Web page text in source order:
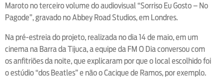
Maroto no terceiro volume do audiovisual “Sorriso Eu Gosto – No
Pagode”, gravado no Abbey Road Studios, em Londres.
Na pré-estreia do projeto, realizada no dia 14 de maio, em um
cinema na Barra da Tijuca, a equipe da FM O Dia conversou com
os anfitriões da noite, que explicaram por que o local escolhido foi
o estúdio “dos Beatles” e não o Cacique de Ramos, por exemplo.